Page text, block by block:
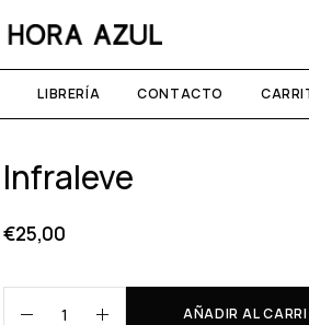
LIBRERÍA CONTACTO
Infraleve
€25,00
AÑADIR AL